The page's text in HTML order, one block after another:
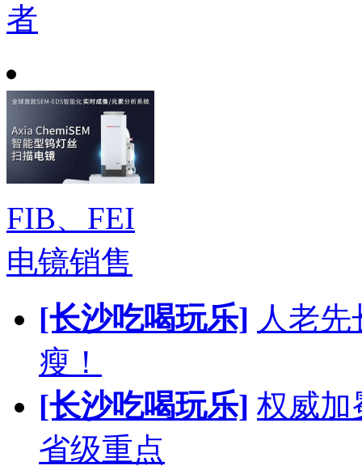
者
FIB、FEI
电镜销售
[长沙吃喝玩乐] 人老
瘦！
[长沙吃喝玩乐] 权威加
省级重点